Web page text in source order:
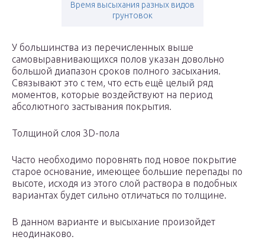
Время высыхания разных видов
грунтовок
У большинства из перечисленных выше
самовыравнивающихся полов указан довольно
большой диапазон сроков полного засыхания.
Связывают это с тем, что есть ещё целый ряд
моментов, которые воздействуют на период
абсолютного застывания покрытия.
Толщиной слоя 3D-пола
Часто необходимо поровнять под новое покрытие
старое основание, имеющее большие перепады по
высоте, исходя из этого слой раствора в подобных
вариантах будет сильно отличаться по толщине.
В данном варианте и высыхание произойдет
неодинаково.